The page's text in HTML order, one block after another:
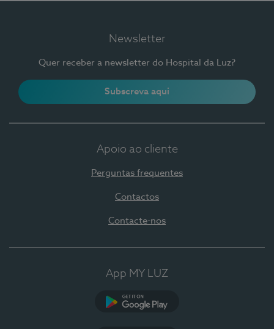
Newsletter
Quer receber a newsletter do Hospital da Luz?
Subscreva aqui
Apoio ao cliente
Perguntas frequentes
Contactos
Contacte-nos
App MY LUZ